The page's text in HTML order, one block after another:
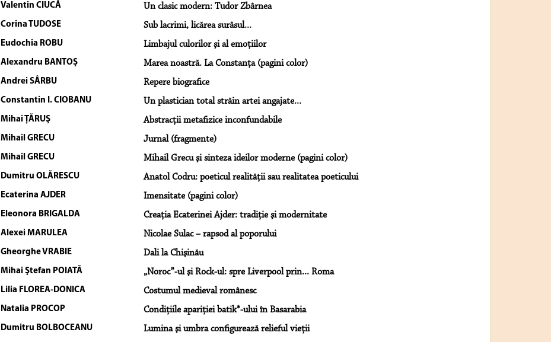
Valentin CIUCĂ Un clasic modern: Tudor Zbârnea
Corina TUDOSE Sub lacrimi, licărea surâsul...
Eudochia ROBU Limbajul culorilor şi al emoţiilor
Alexandru BANTOŞ Marea noastră. La Constanţa (pagini color)
Andrei SÂRBU Repere biografice
Constantin I. CIOBANU Un plastician total străin artei angajate...
Mihai ŢĂRUŞ Abstracţii metafizice inconfundabile
Mihail GRECU Jurnal (fragmente)
Mihail GRECU Mihail Grecu şi sinteza ideilor moderne (pagini color)
Dumitru OLĂRESCU Anatol Codru: poeticul realităţii sau realitatea poeticului
Ecaterina AJDER Imensitate (pagini color)
Eleonora BRIGALDA Creaţia Ecaterinei Ajder: tradiţie şi modernitate
Alexei MARULEA Nicolae Sulac – rapsod al poporului
Gheorghe VRABIE Dali la Chişinău
Mihai Ştefan POIATĂ „Noroc”-ul şi Rock-ul: spre Liverpool prin... Roma
Lilia FLOREA-DONICA Costumul medieval românesc
Natalia PROCOP Condiţiile apariţiei batik*-ului în Basarabia
Dumitru BOLBOCEANU
Lumina şi umbra configurează relieful vieţii